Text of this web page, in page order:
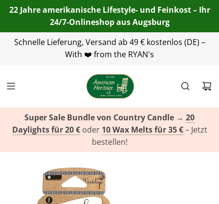
22 Jahre amerikanische Lifestyle- und Feinkost – Ihr
24/7-Onlineshop aus Augsburg
Schnelle Lieferung, Versand ab 49 € kostenlos (DE) –
With ❤️ from the RYAN's
+49(0)821 455 254 00
info@american-
heritage.de
+49(0)151 116 719 10
Super Sale Bundle von Country Candle → 20
Daylights für 20 €oder 10 Wax Melts für 35 €– Jetzt
bestellen!